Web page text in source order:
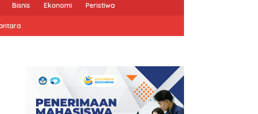
Bisnis Ekonomi Peristiwa